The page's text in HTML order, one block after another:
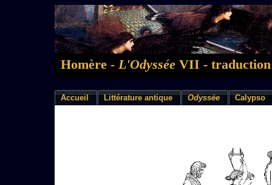
Homère - L'Odyssée VII - traduction
Accueil Littérature antique Odyssée Calypso